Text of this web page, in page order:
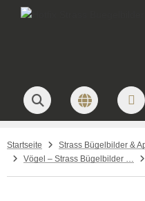
Startseite
Vögel – Strass Bügelbilder & Motive